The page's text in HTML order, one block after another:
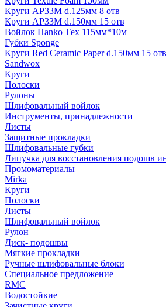
Круги AP33M d.125мм 8 отв
Круги AP33M d.150мм 15 отв
Войлок Hanko Tех 115мм*10м
Губки Sponge
Круги Red Ceramic Paper d.150мм 15 отв
Sandwox
Круги
Полоски
Рулоны
Шлифовальный войлок
Инструменты, принадлежности
Листы
Защитные прокладки
Шлифовальные губки
Липучка для восстановления подошв
Промоматериалы
Mirka
Круги
Полоски
Листы
Шлифовальный войлок
Рулон
Диск- подошвы
Мягкие прокладки
Ручные шлифовальные блоки
Специальное предложение
RMC
Водостойкие